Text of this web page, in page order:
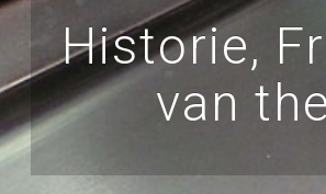
Historie,
van